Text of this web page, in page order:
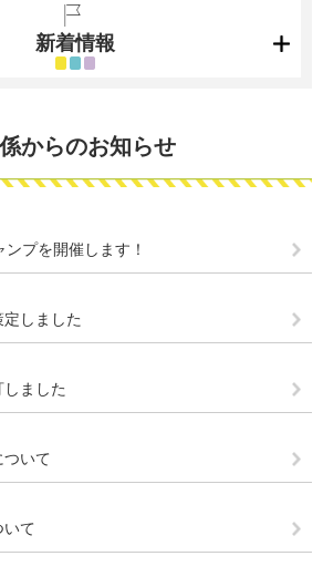
新着情報
からのお知らせ
プを開催します！
しました
ました
ついて
いて